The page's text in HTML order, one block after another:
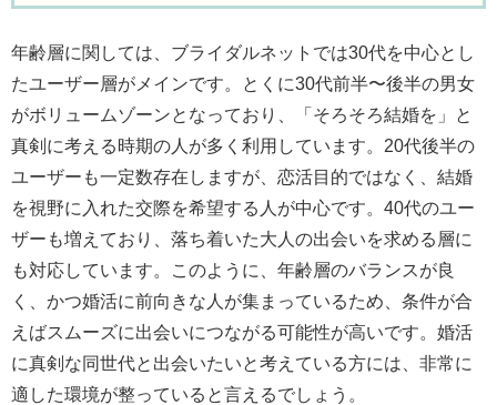
年齢層に関しては、ブライダルネットでは30代を中心とし
たユーザー層がメインです。とくに30代前半〜後半の男女
がボリュームゾーンとなっており、「そろそろ結婚を」と
真剣に考える時期の人が多く利用しています。20代後半の
ユーザーも一定数存在しますが、恋活目的ではなく、結婚
を視野に入れた交際を希望する人が中心です。40代のユー
ザーも増えており、落ち着いた大人の出会いを求める層に
も対応しています。このように、年齢層のバランスが良
く、かつ婚活に前向きな人が集まっているため、条件が合
えばスムーズに出会いにつながる可能性が高いです。婚活
に真剣な同世代と出会いたいと考えている方には、非常に
適した環境が整っていると言えるでしょう。